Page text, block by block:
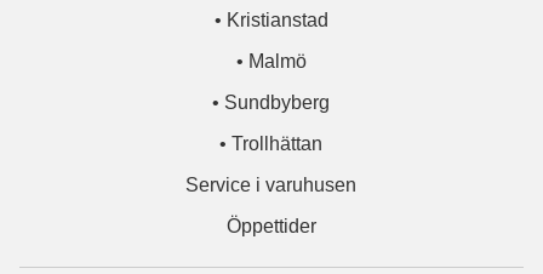
• Kristianstad
• Malmö
• Sundbyberg
• Trollhättan
Service i varuhusen
Öppettider